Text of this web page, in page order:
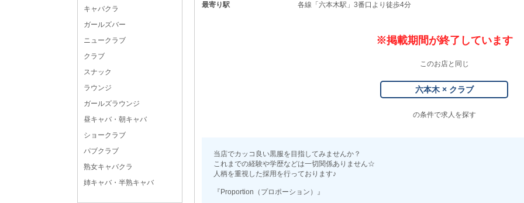
キャバクラ
ガールズバー
ニュークラブ
クラブ
スナック
ラウンジ
ガールズラウンジ
昼キャバ・朝キャバ
ショークラブ
パブクラブ
熟女キャバクラ
姉キャバ・半熟キャバ
最寄り駅
各線「六本木駅」3番口より徒歩4分
※掲載期間が終了しています
このお店と同じ
六本木 × クラブ
の条件で求人を探す
当店でカッコ良い黒服を目指してみませんか？
これまでの経験や学歴などは一切関係ありません☆
人柄を重視した採用を行っております♪
『Proportion（プロポーション）』